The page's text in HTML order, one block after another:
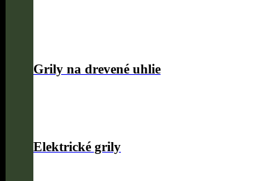
Grily na drevené uhlie
Elektrické grily